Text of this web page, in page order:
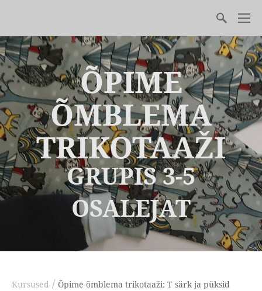
ÕPIME
ÕMBLEMA
TRIKOTAAŽI
GRUPIS 3-5
OSALEJAT
Kursused / Õpime õmblema trikotaaži: T särk ja püksid